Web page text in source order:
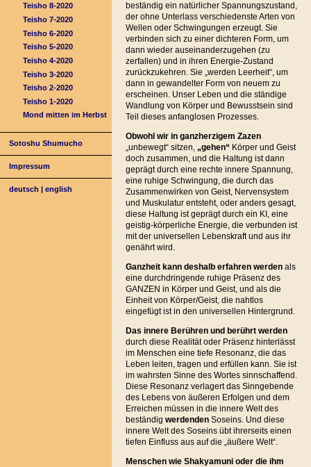
Teisho 8-2020
Teisho 7-2020
Teisho 6-2020
Teisho 5-2020
Teisho 4-2020
Teisho 3-2020
Teisho 2-2020
Teisho 1-2020
Mond mitten im Herbst
Sotoshu Shumucho
Impressum
deutsch |english
beständig ein natürlicher Spannungszustand,
der ohne Unterlass verschiedenste Arten von
Wellen oder Schwingungen erzeugt. Sie
verbinden sich zu einer dichteren Form, um
dann wieder auseinanderzugehen (zu
zerfallen) und in ihren Energie-Zustand
zurückzukehren. Sie „werden Leerheit“, um
dann in gewandelter Form von neuem zu
erscheinen. Unser Leben und die ständige
Wandlung von Körper und Bewusstsein sind
Teil dieses anfanglosen Prozesses.
Obwohl wir in ganzherzigem Zazen
„unbewegt“ sitzen, „gehen“ Körper und Geist
doch zusammen, und die Haltung ist dann
geprägt durch eine rechte innere Spannung,
eine ruhige Schwingung, die durch das
Zusammenwirken von Geist, Nervensystem
und Muskulatur entsteht, oder anders gesagt,
diese Haltung ist geprägt durch ein KI, eine
geistig-körperliche Energie, die verbunden ist
mit der universellen Lebenskraft und aus ihr
genährt wird.
Ganzheit kann deshalb erfahren werdenals
eine durchdringende ruhige Präsenz des
GANZEN in Körper und Geist, und als die
Einheit von Körper/Geist, die nahtlos
eingefügt ist in den universellen Hintergrund.
Das innere Berühren und berührt werden
durch diese Realität oder Präsenz hinterlässt
im Menschen eine tiefe Resonanz, die das
Leben leiten, tragen und erfüllen kann. Sie ist
im wahrsten Sinne des Wortes sinnschaffend.
Diese Resonanz verlagert das Sinngebende
des Lebens von äußeren Erfolgen und dem
Erreichen müssen in die innere Welt des
beständig werdendenSoseins. Und diese
innere Welt des Soseins übt ihrerseits einen
tiefen Einfluss aus auf die „äußere Welt“.
Menschen wie Shakyamuni oder die ihm